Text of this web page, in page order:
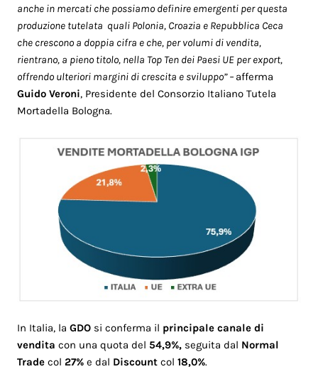
anche in mercati che possiamo definire emergenti per questa
produzione tutelata quali Polonia, Croazia e Repubblica Ceca
che crescono a doppia cifra e che, per volumi di vendita,
rientrano, a pieno titolo, nella Top Ten dei Paesi UE per export,
offrendo ulteriori margini di crescita e sviluppo” – afferma
Guido Veroni, Presidente del Consorzio Italiano Tutela
Mortadella Bologna.
In Italia, laGDO si conferma il principale canale di
vendita con una quota del 54,9%, seguita dal Normal
Tradecol 27%e dal Discount col18,0%.